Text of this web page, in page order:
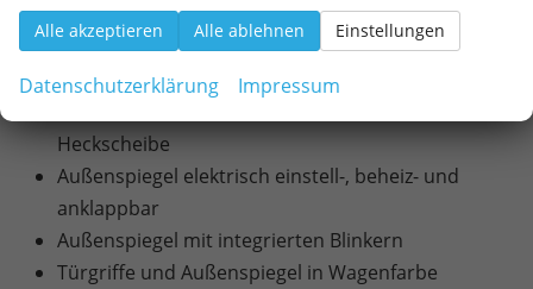
LED-Nebelschlussleuchte
Dachreling
Heckspoiler mit dritter Bremsleuchte
Heckscheibe
Außenspiegel elektrisch einstell-, beheiz- und
anklappbar
Außenspiegel mit integrierten Blinkern
Türgriffe und Außenspiegel in Wagenfarbe
Alle akzeptieren Alle ablehnen Einstellungen
Datenschutzerklärung Impressum